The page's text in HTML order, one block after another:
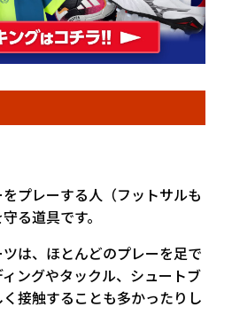
プレーする人（フットサルも
る道具です。
は、ほとんどのプレーを足で
ングやタックル、シュートブ
接触することも多かったりし